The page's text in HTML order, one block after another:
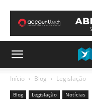
Início Blog Legislação
Blog Legislação Notícias